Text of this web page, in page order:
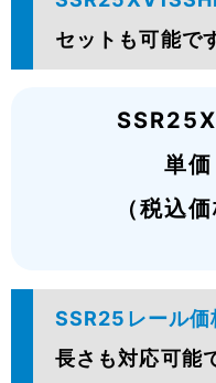
セットも可能で
単
（税込
SSR25レール
長さも対応可能